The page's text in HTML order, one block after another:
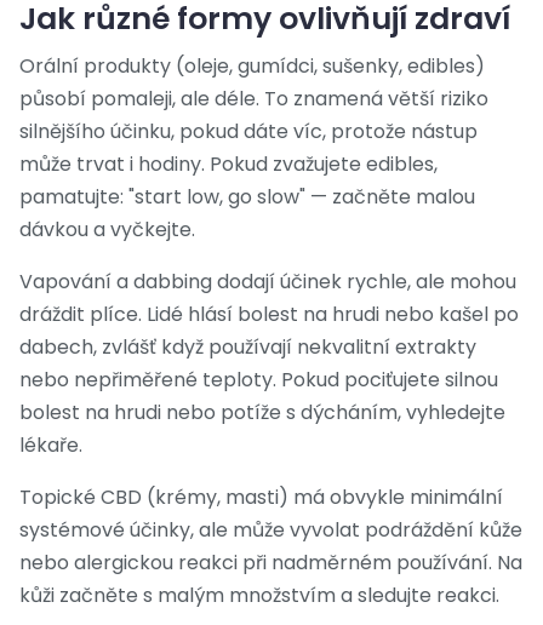
Jak různé formy ovlivňují zdraví
Orální produkty (oleje, gumídci, sušenky, edibles)
působí pomaleji, ale déle. To znamená větší riziko
silnějšího účinku, pokud dáte víc, protože nástup
může trvat i hodiny. Pokud zvažujete edibles,
pamatujte: "start low, go slow" — začněte malou
dávkou a vyčkejte.
Vapování a dabbing dodají účinek rychle, ale mohou
dráždit plíce. Lidé hlásí bolest na hrudi nebo kašel po
dabech, zvlášť když používají nekvalitní extrakty
nebo nepřiměřené teploty. Pokud pociťujete silnou
bolest na hrudi nebo potíže s dýcháním, vyhledejte
lékaře.
Topické CBD (krémy, masti) má obvykle minimální
systémové účinky, ale může vyvolat podráždění kůže
nebo alergickou reakci při nadměrném používání. Na
kůži začněte s malým množstvím a sledujte reakci.